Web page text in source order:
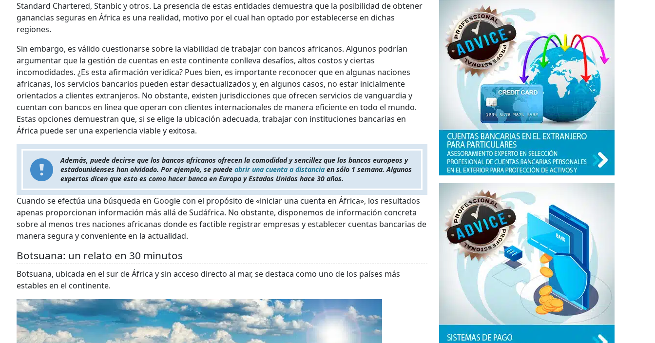
Standard Chartered, Stanbic y otros. La presencia de estas entidades demuestra que la posibilidad de obtener
ganancias seguras en África es una realidad, motivo por el cual han optado por establecerse en dichas
regiones.
Sin embargo, es válido cuestionarse sobre la viabilidad de trabajar con bancos africanos. Algunos podrían
argumentar que la gestión de cuentas en este continente conlleva desafíos, altos costos y ciertas
incomodidades. ¿Es esta afirmación verídica? Pues bien, es importante reconocer que en algunas naciones
africanas, los servicios bancarios pueden estar desactualizados y, en algunos casos, no estar inicialmente
orientados a clientes extranjeros. No obstante, existen jurisdicciones que ofrecen servicios de vanguardia y
cuentan con bancos en línea que operan con clientes internacionales de manera eficiente en todo el mundo.
Estas opciones demuestran que, si se elige la ubicación adecuada, trabajar con instituciones bancarias en
África puede ser una experiencia viable y exitosa.
Además, puede decirse que los bancos africanos ofrecen la comodidad y sencillez que los bancos europeos y
estadounidenses han olvidado. Por ejemplo, se puede abrir una cuenta a distancia en sólo 1 semana. Algunos
expertos dicen que esto es como hacer banca en Europa y Estados Unidos hace 30 años.
Cuando se efectúa una búsqueda en Google con el propósito de «iniciar una cuenta en África», los resultados
apenas proporcionan información más allá de Sudáfrica. No obstante, disponemos de información concreta
sobre al menos tres naciones africanas donde es factible registrar empresas y establecer cuentas bancarias de
manera segura y conveniente en la actualidad.
Botsuana: un relato en 30 minutos
Botsuana, ubicada en el sur de África y sin acceso directo al mar, se destaca como uno de los países más
estables en el continente.